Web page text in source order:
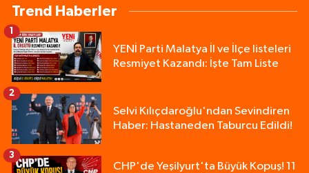
Trend Haberler
YENİ Parti Malatya İl ve İlçe listeleri
Resmiyet Kazandı: İşte Tam Liste
1
Selvi Kılıçdaroğlu'ndan Sevindiren
Haber: Hastaneden Taburcu Edildi!
2
CHP'de Yeşilyurt'ta Büyük Kopuş! 11
3